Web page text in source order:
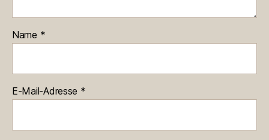
Name *
E-Mail-Adresse *